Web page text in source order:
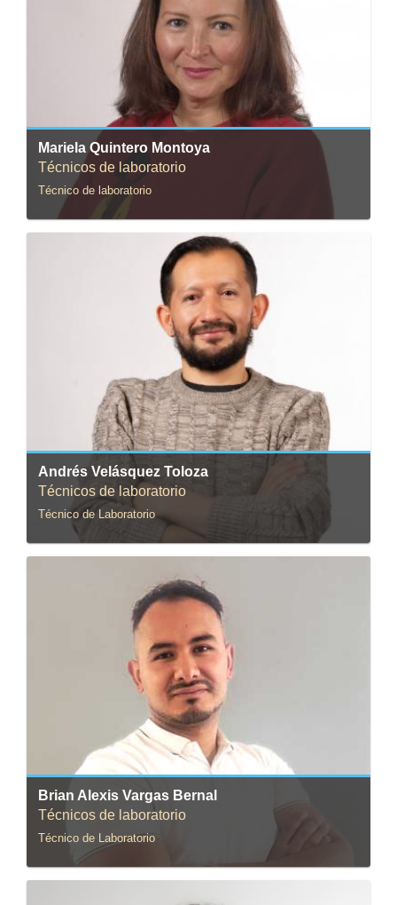
Mariela Quintero Montoya
Técnicos de laboratorio
Técnico de laboratorio
Correo:marquint@uniandes.edu.co
Andrés Velásquez Toloza
Técnicos de laboratorio
Técnico de Laboratorio
Correo:a.velasquez852@uniandes.edu.co
Brian Alexis Vargas Bernal
Técnicos de laboratorio
Técnico de Laboratorio
Correo:b.vargas@uniandes.edu.co